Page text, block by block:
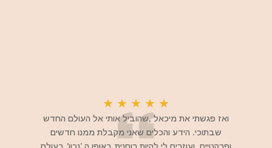
★
★
★
★
★
ואז פגשתי את מיכאל ,שהוביל אותי אל העולם החדש
שבתוכי. הידע והכלים שאני מקבלת ממנו חדשים